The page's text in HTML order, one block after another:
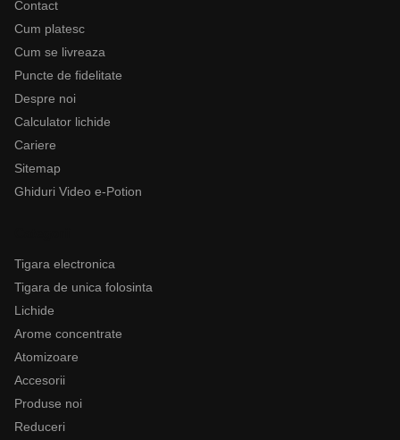
Contact
Cum platesc
Cum se livreaza
Puncte de fidelitate
Despre noi
Calculator lichide
Cariere
Sitemap
Ghiduri Video e-Potion
Tigara electronica
Tigara de unica folosinta
Lichide
Arome concentrate
Atomizoare
Accesorii
Produse noi
Reduceri